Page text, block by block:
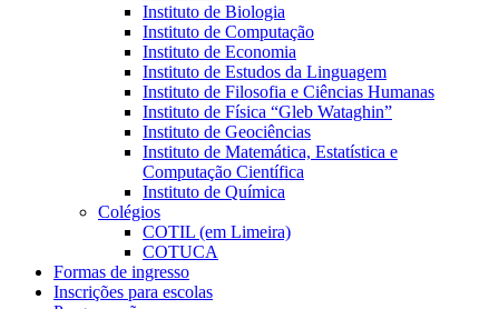
Instituto de Biologia
Instituto de Computação
Instituto de Economia
Instituto de Estudos da Linguagem
Instituto de Filosofia e Ciências Humanas
Instituto de Física “Gleb Wataghin”
Instituto de Geociências
Instituto de Matemática, Estatística e
Computação Científica
Instituto de Química
Colégios
COTIL (em Limeira)
COTUCA
Formas de ingresso
Inscrições para escolas